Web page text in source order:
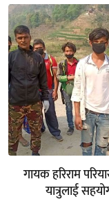
गायक हरिराम
यात्रुलाई